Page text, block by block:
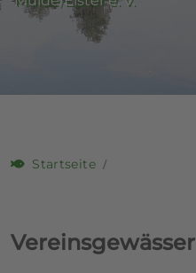
Startseite
Vereinsgewässer